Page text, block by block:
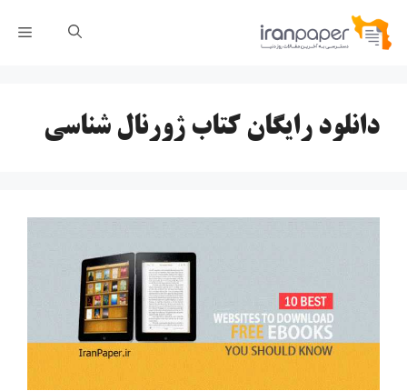
پرش
دانلود رایگان کتاب ژورنال شناسی